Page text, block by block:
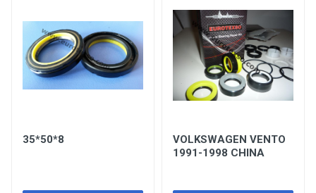
35*50*8
VOLKSWAGEN VENTO
1991-1998 CHINA